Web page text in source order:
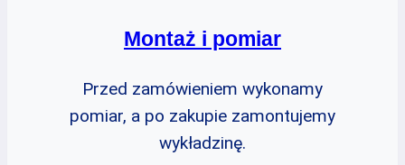
Montaż i pomiar
Przed zamówieniem wykonamy
pomiar, a po zakupie zamontujemy
wykładzinę.